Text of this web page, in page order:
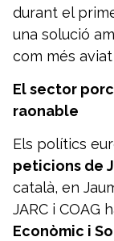
durant el
una solució
com més
El sector
raonable
Els polítics
peticions de
català, en
JARC i COAG
Econòmic i